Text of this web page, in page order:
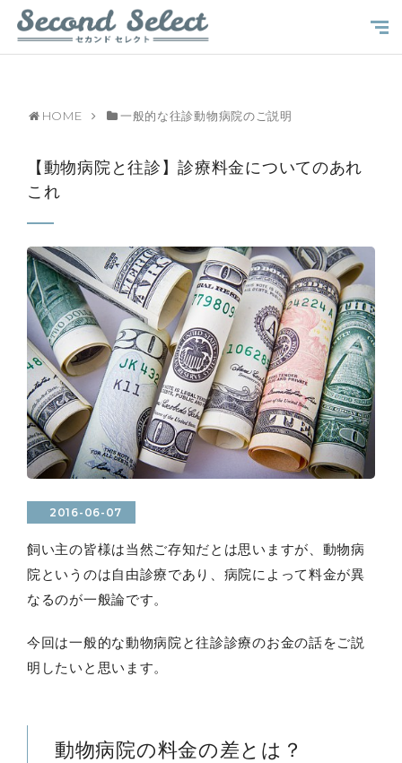
HOME 一般的な往診動物病院のご説明
【動物病院と往診】診療料金についてのあれ
これ
2016-06-07
飼い主の皆様は当然ご存知だとは思いますが、動物病
院というのは自由診療であり、病院によって料金が異
なるのが一般論です。
今回は一般的な動物病院と往診診療のお金の話をご説
明したいと思います。
動物病院の料金の差とは？